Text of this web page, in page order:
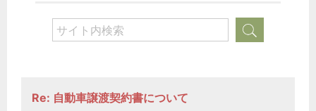
Re: 自動車譲渡契約書について